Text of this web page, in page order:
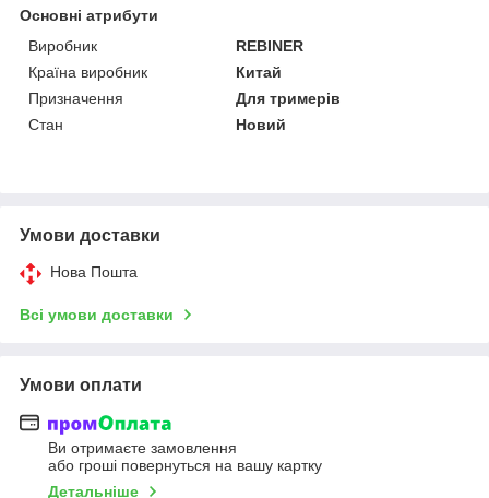
Основні атрибути
Виробник
REBINER
Країна виробник
Китай
Призначення
Для тримерів
Стан
Новий
Умови доставки
Нова Пошта
Всі умови доставки
Умови оплати
Ви отримаєте замовлення
або гроші повернуться на вашу картку
Детальніше